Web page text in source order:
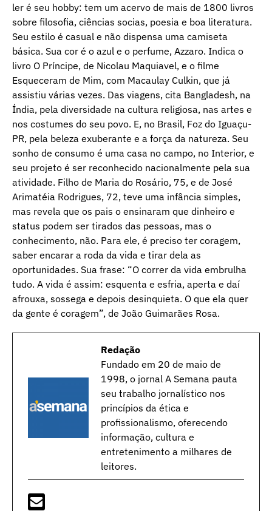
ler é seu hobby: tem um acervo de mais de 1800 livros
sobre filosofia, ciências socias, poesia e boa literatura.
Seu estilo é casual e não dispensa uma camiseta
básica. Sua cor é o azul e o perfume, Azzaro. Indica o
livro O Príncipe, de Nicolau Maquiavel, e o filme
Esqueceram de Mim, com Macaulay Culkin, que já
assistiu várias vezes. Das viagens, cita Bangladesh, na
Índia, pela diversidade na cultura religiosa, nas artes e
nos costumes do seu povo. E, no Brasil, Foz do Iguaçu-
PR, pela beleza exuberante e a força da natureza. Seu
sonho de consumo é uma casa no campo, no Interior, e
seu projeto é ser reconhecido nacionalmente pela sua
atividade. Filho de Maria do Rosário, 75, e de José
Arimatéia Rodrigues, 72, teve uma infância simples,
mas revela que os pais o ensinaram que dinheiro e
status podem ser tirados das pessoas, mas o
conhecimento, não. Para ele, é preciso ter coragem,
saber encarar a roda da vida e tirar dela as
oportunidades. Sua frase: “O correr da vida embrulha
tudo. A vida é assim: esquenta e esfria, aperta e daí
afrouxa, sossega e depois desinquieta. O que ela quer
da gente é coragem”, de João Guimarães Rosa.
Redação
Fundado em 20 de maio de
1998, o jornal A Semana pauta
seu trabalho jornalístico nos
princípios da ética e
profissionalismo, oferecendo
informação, cultura e
entretenimento a milhares de
leitores.